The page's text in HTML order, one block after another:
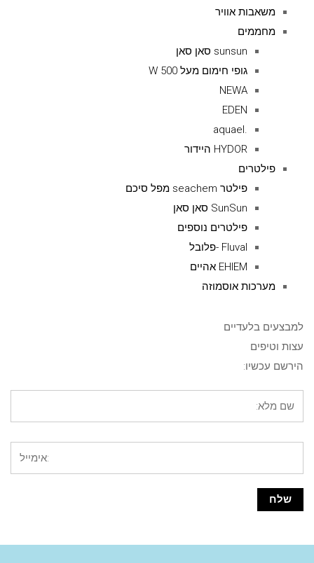
משאבות אוויר
מחממים
sunsun סאן סאן
גופי חימום מעל 500 W
NEWA
EDEN
.aquael
HYDOR היידור
פילטרים
פילטר seachem מפל סיכם
SunSun סאן סאן
פילטרים נוספים
Fluval -פלובל
EHIEM אהיים
מערכות אוסמוזה
למבצעים בלעדיים
עצות וטיפים
הירשם עכשיו: